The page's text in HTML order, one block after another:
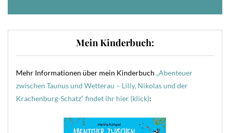
Mein Kinderbuch:
Mehr Informationen über mein Kinderbuch „Abenteuer
zwischen Taunus und Wetterau – Lilly, Nikolas und der
Krachenburg-Schatz“ findet ihr hier (klick):